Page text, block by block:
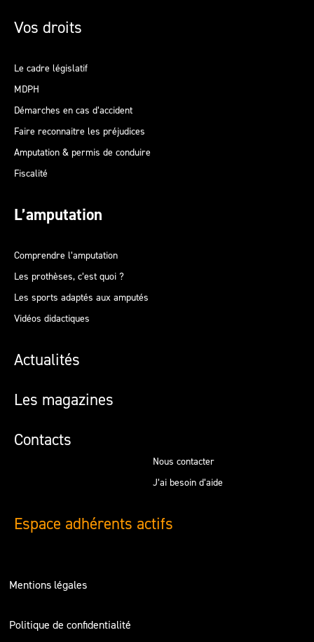
Vos droits
Le cadre législatif
MDPH
Démarches en cas d’accident
Faire reconnaitre les préjudices
Amputation & permis de conduire
Fiscalité
L’amputation
Comprendre l’amputation
Les prothèses, c’est quoi ?
Les sports adaptés aux amputés
Vidéos didactiques
Actualités
Les magazines
Contacts
Nous contacter
J’ai besoin d’aide
Espace adhérents actifs
Mentions légales
Politique de confidentialité